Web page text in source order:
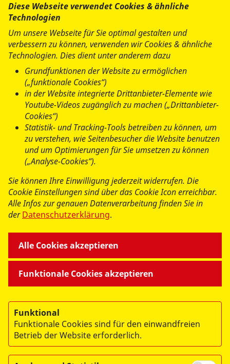
Der Europäische Sozialfonds (ESF) ist Europas wichtigstes
Instrument zur Förderung der Beschäftigung. Er fördert
die Chancengleichheit auf dem Arbeitsmarkt, unterstützt
die Menschen beim Zugang zu bes- seren Arbeitsplätzen
und bei der beruflichen Bildung und Qualifizierung.
www.esf.bremen.de
www.ec.europa.eu
Diese Webseite verwendet Cookies & ähnliche
Technologien
Um unsere Webseite für Sie optimal gestalten und
verbessern zu können, verwenden wir Cookies & ähnliche
Technologien. Dies dient unter anderem dazu
Grundfunktionen der Website zu ermöglichen
(„funktionale Cookies“)
in der Website integrierte Drittanbieter-Elemente wie
Youtube-Videos zugänglich zu machen („Drittanbieter-
Cookies“)
Statistik- und Tracking-Tools betreiben zu können, um
zu verstehen, wie Seitenbesucher die Website benutzen
und um Optimierungen für Sie umsetzen zu können
(„Analyse-Cookies“).
Sie können Ihre Einwilligung jederzeit widerrufen. Die
Cookie Einstellungen sind über das Cookie Icon erreichbar.
Alle Infos zur genauen Datenverarbeitung finden Sie in
derDatenschutzerklärung.
Funktionale Cookies akzeptieren
Alle Cookies akzeptieren
Funktional
Funktionale Cookies sind für den einwandfreien
Betrieb der Website erforderlich.